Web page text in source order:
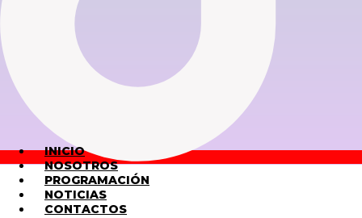
INICIO
NOSOTROS
PROGRAMACIÓN
NOTICIAS
CONTACTOS